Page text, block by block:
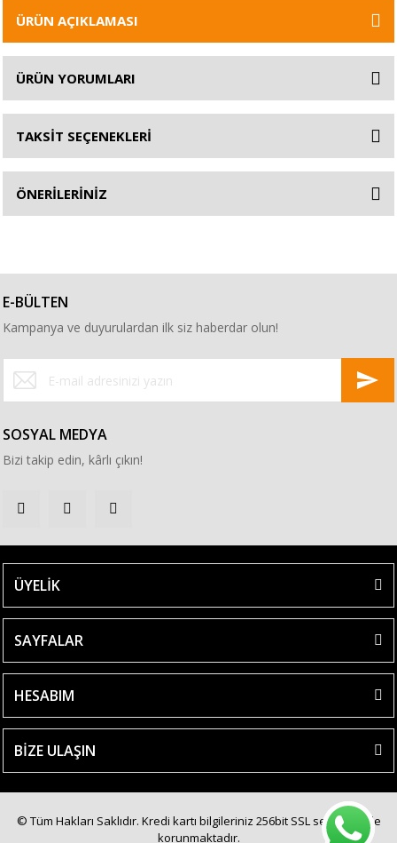
ÜRÜN AÇIKLAMASI
ÜRÜN YORUMLARI
TAKSİT SEÇENEKLERİ
ÖNERİLERİNİZ
E-BÜLTEN
Kampanya ve duyurulardan ilk siz haberdar olun!
SOSYAL MEDYA
Bizi takip edin, kârlı çıkın!
ÜYELİK
SAYFALAR
HESABIM
BİZE ULAŞIN
© Tüm Hakları Saklıdır. Kredi kartı bilgileriniz 256bit SSL sertifikası ile
korunmaktadır.